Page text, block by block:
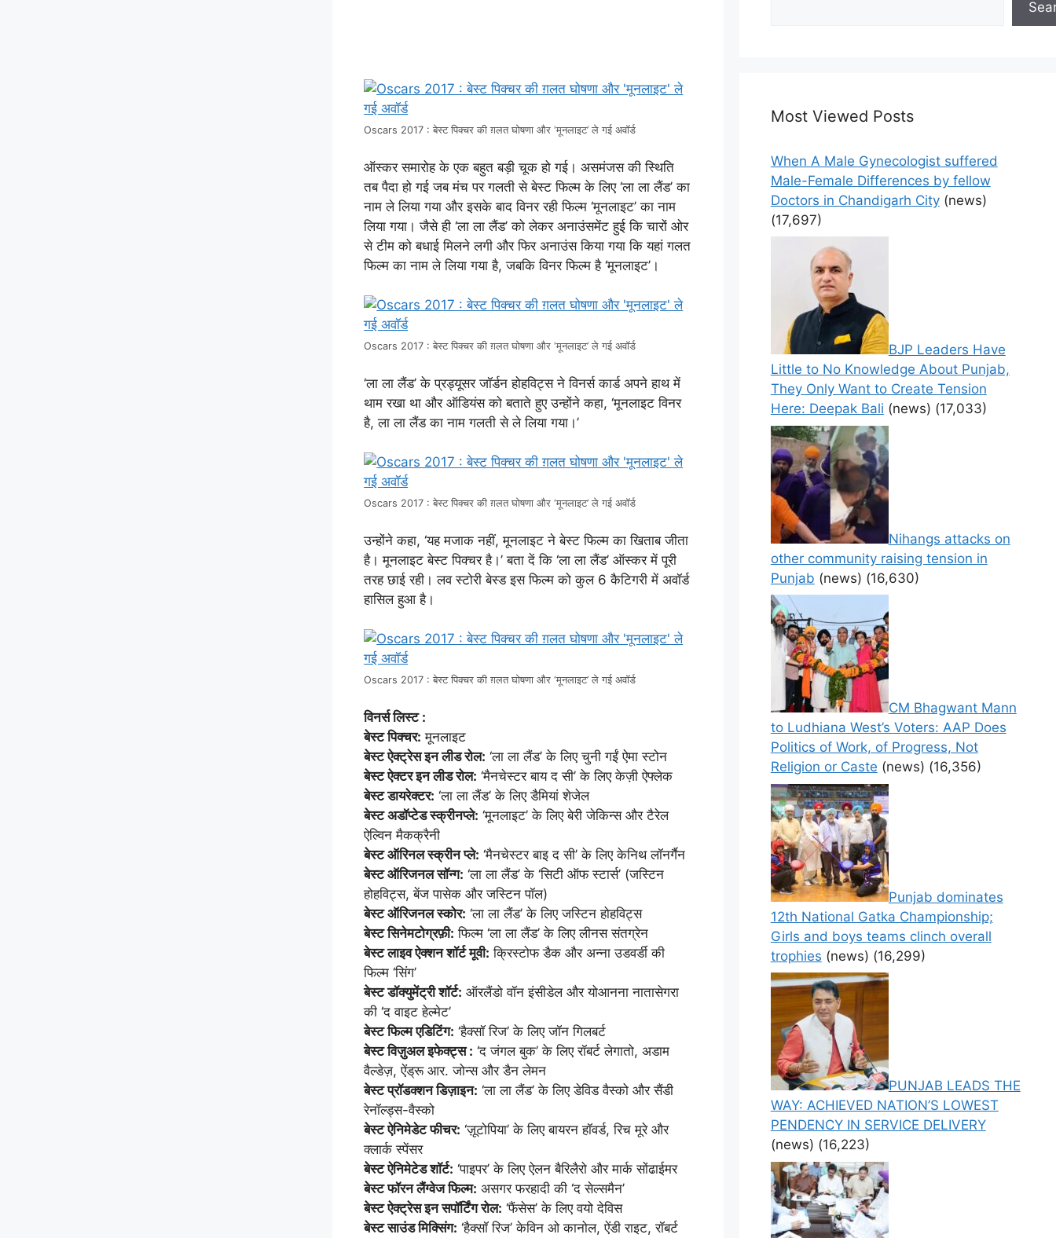
Oscars 2017 : बेस्ट पिक्चर की ग़लत घोषणा और ‘मूनलाइट’ ले गई अवॉर्ड
ऑस्कर समारोह के एक बहुत बड़ी चूक हो गई। असमंजस की स्थिति
तब पैदा हो गई जब मंच पर गलती से बेस्ट फिल्म के लिए ‘ला ला लैंड’ का
नाम ले लिया गया और इसके बाद विनर रही फिल्म ‘मूनलाइट’ का नाम
लिया गया। जैसे ही ‘ला ला लैंड’ को लेकर अनाउंसमेंट हुई कि चारों ओर
से टीम को बधाई मिलने लगी और फिर अनाउंस किया गया कि यहां गलत
फिल्म का नाम ले लिया गया है, जबकि विनर फिल्म है ‘मूनलाइट’।
Oscars 2017 : बेस्ट पिक्चर की ग़लत घोषणा और ‘मूनलाइट’ ले गई अवॉर्ड
‘ला ला लैंड’ के प्रड्यूसर जॉर्डन होहविट्स ने विनर्स कार्ड अपने हाथ में
थाम रखा था और ऑडियंस को बताते हुए उन्होंने कहा, ‘मूनलाइट विनर
है, ला ला लैंड का नाम गलती से ले लिया गया।’
Oscars 2017 : बेस्ट पिक्चर की ग़लत घोषणा और ‘मूनलाइट’ ले गई अवॉर्ड
उन्होंने कहा, ‘यह मजाक नहीं, मूनलाइट ने बेस्ट फिल्म का खिताब जीता
है। मूनलाइट बेस्ट पिक्चर है।’ बता दें कि ‘ला ला लैंड’ ऑस्कर में पूरी
तरह छाई रही। लव स्टोरी बेस्ड इस फिल्म को कुल 6 कैटिगरी में अवॉर्ड
हासिल हुआ है।
Oscars 2017 : बेस्ट पिक्चर की ग़लत घोषणा और ‘मूनलाइट’ ले गई अवॉर्ड
विनर्स लिस्ट :
बेस्ट पिक्चर: मूनलाइट
बेस्ट ऐक्ट्रेस इन लीड रोल: ‘ला ला लैंड’ के लिए चुनी गईं ऐमा स्टोन
बेस्ट ऐक्टर इन लीड रोल: ‘मैनचेस्टर बाय द सी’ के लिए केज़ी ऐफ्लेक
बेस्ट डायरेक्टर: ‘ला ला लैंड’ के लिए डैमियां शेजेल
बेस्ट अडॉप्टेड स्क्रीनप्ले: ‘मूनलाइट’ के लिए बेरी जेकिन्स और टैरेल
ऐल्विन मैकक्रैनी
बेस्ट ऑरिनल स्क्रीन प्ले: ‘मैनचेस्टर बाइ द सी’ के लिए केनिथ लॉनर्गैन
बेस्ट ऑरिजनल सॉन्ग: ‘ला ला लैंड’ के ‘सिटी ऑफ स्टार्स’ (जस्टिन
होहविट्स, बेंज पासेक और जस्टिन पॉल)
बेस्ट ऑरिजनल स्कोर: ‘ला ला लैंड’ के लिए जस्टिन होहविट्स
बेस्ट सिनेमटोग्रफ़ी: फिल्म ‘ला ला लैंड’ के लिए लीनस संतग्रेन
बेस्ट लाइव ऐक्शन शॉर्ट मूवी: क्रिस्टोफ डैक और अन्ना उडवर्डी की
फिल्म ‘सिंग’
बेस्ट डॉक्युमेंट्री शॉर्ट: ऑरलैंडो वॉन इंसीडेल और योआनना नातासेगरा
की ‘द वाइट हेल्मेट’
बेस्ट फिल्म एडिटिंग: ‘हैक्सॉ रिज’ के लिए जॉन गिलबर्ट
बेस्ट विज़ुअल इफेक्ट्स : ‘द जंगल बुक’ के लिए रॉबर्ट लेगातो, अडाम
वैल्डेज़, ऐंड्रू आर. जोन्स और डैन लेमन
बेस्ट प्रॉडक्शन डिज़ाइन: ‘ला ला लैंड’ के लिए डेविड वैस्को और सैंडी
रेनॉल्ड्स-वैस्को
बेस्ट ऐनिमेडेट फीचर: ‘ज़ूटोपिया’ के लिए बायरन हॉवर्ड, रिच मूरे और
क्लार्क स्पेंसर
बेस्ट ऐनिमेटेड शॉर्ट: ‘पाइपर’ के लिए ऐलन बैरिलैरो और मार्क सोंढाईमर
बेस्ट फॉरन लैंग्वेज फिल्म: असगर फरहादी की ‘द सेल्समैन’
बेस्ट ऐक्ट्रेस इन सपॉर्टिंग रोल: ‘फैंसेस’ के लिए वयो देविस
बेस्ट साउंड मिक्सिंग: ‘हैक्सॉ रिज’ केविन ओ कानोल, ऐंडी राइट, रॉबर्ट
Most Viewed Posts
When A Male Gynecologist suffered
Male-Female Differences by fellow
Doctors in Chandigarh City (news)
(17,697)
BJP Leaders Have
Little to No Knowledge About Punjab,
They Only Want to Create Tension
Here: Deepak Bali (news) (17,033)
Nihangs attacks on
other community raising tension in
Punjab (news) (16,630)
CM Bhagwant Mann
to Ludhiana West’s Voters: AAP Does
Politics of Work, of Progress, Not
Religion or Caste (news) (16,356)
Punjab dominates
12th National Gatka Championship;
Girls and boys teams clinch overall
trophies (news) (16,299)
PUNJAB LEADS THE
WAY: ACHIEVED NATION’S LOWEST
PENDENCY IN SERVICE DELIVERY
(news) (16,223)